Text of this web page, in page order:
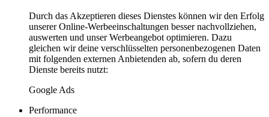
Durch das Akzeptieren dieses Dienstes können wir den Erfolg
unserer Online-Werbeeinschaltungen besser nachvollziehen,
auswerten und unser Werbeangebot optimieren. Dazu
gleichen wir deine verschlüsselten personenbezogenen Daten
mit folgenden externen Anbietenden ab, sofern du deren
Dienste bereits nutzt:
Google Ads
Performance